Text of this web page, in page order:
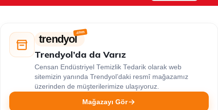
trendyol
Trendyol’da da Varız
Censan Endüstriyel Temizlik Tedarik olarak web
sitemizin yanında Trendyol’daki resmî mağazamız
üzerinden de müşterilerimize ulaşıyoruz.
Mağazayı Gör